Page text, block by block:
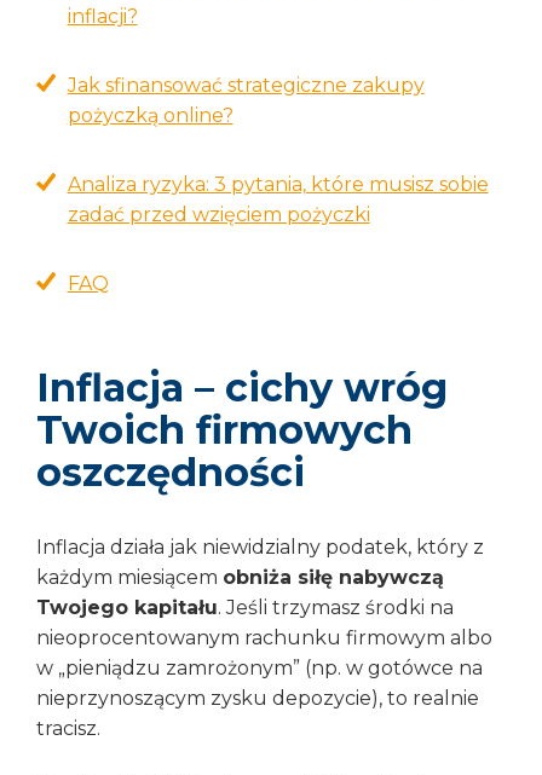
inflacji?
Jak sfinansować strategiczne zakupy
pożyczką online?
Analiza ryzyka: 3 pytania, które musisz sobie
zadać przed wzięciem pożyczki
FAQ
Inflacja – cichy wróg
Twoich firmowych
oszczędności
Inflacja działa jak niewidzialny podatek, który z
każdym miesiącem obniża siłę nabywczą
Twojego kapitału. Jeśli trzymasz środki na
nieoprocentowanym rachunku firmowym albo
w „pieniądzu zamrożonym” (np. w gotówce na
nieprzynoszącym zysku depozycie), to realnie
tracisz.